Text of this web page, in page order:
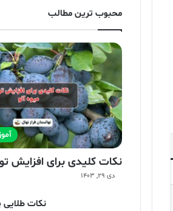
محبوب ترین مطالب
نکات کلیدی برای افزایش
دی ۲۹, ۱۴۰۳
نکات طلایی